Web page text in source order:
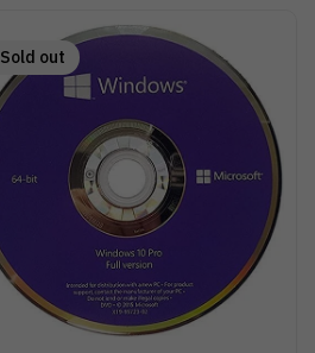
Sold out